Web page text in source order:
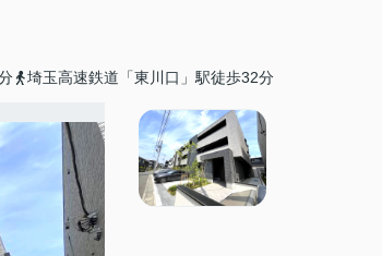
埼玉高速鉄道「東川口」駅徒歩32分